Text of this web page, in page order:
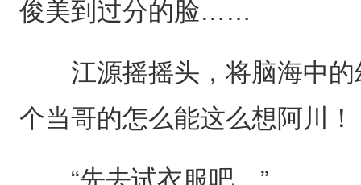
俊美到过分的脸……
江源摇摇头，将脑海中的
个当哥的怎么能这么想阿川！